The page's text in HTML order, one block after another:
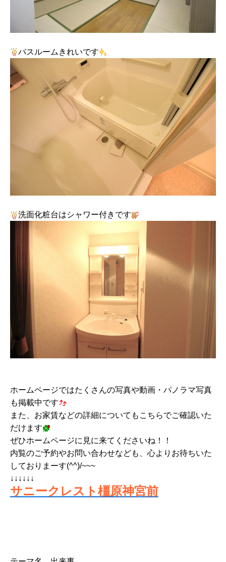
バスルームきれいです
洗面化粧台はシャワー付きです
ホームページではたくさんの写真や動画・パノラマ写真
も掲載中です
また、お家賃などの詳細についてもこちらでご確認いた
だけます
ぜひホームページに見に来てくださいね！！
内覧のご予約やお問い合わせなども、心よりお待ちいた
しておりまーす(^^)/~~~
↓↓↓↓↓↓
サニークレスト橿原神宮前